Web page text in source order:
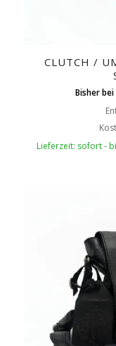
CLUTCH /
Bisher bei
Lieferzeit: sofort -